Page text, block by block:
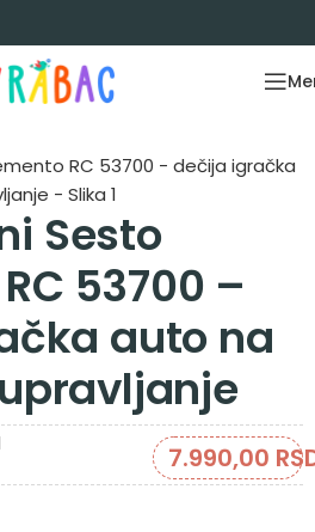
Sesto
53700 –
auto na
7.990,00